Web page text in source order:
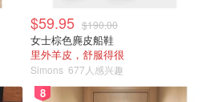
$59.95 $190.00
女士棕色麂皮船鞋
里外羊皮，舒服得很
Simons 677人感兴趣
8